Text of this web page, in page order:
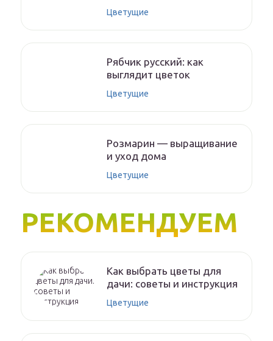
Цветущие
Рябчик русский: как
выглядит цветок
Цветущие
Розмарин — выращивание
и уход дома
Цветущие
РЕКОМЕНДУЕМ
Как выбрать цветы для
дачи: советы и инструкция
Цветущие